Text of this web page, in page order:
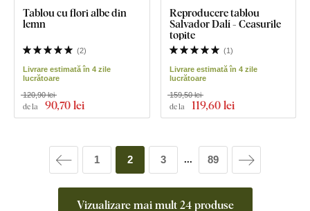
Tablou cu flori albe din
lemn
(2)
Livrare estimată în 4 zile
lucrătoare
de la 90,70 lei
120,90 lei
Reproducere tablou
Salvador Dalí - Ceasurile
topite
(1)
Livrare estimată în 4 zile
lucrătoare
de la 119,60 lei
159,50 lei
Vizualizare mai mult 24 produse
1 2 3 ... 89